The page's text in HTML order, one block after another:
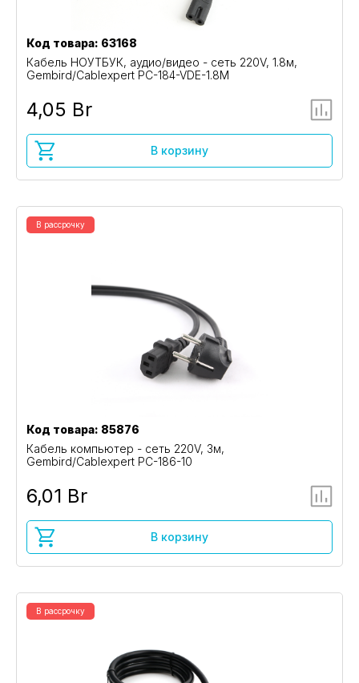
Код товара: 63168
Кабель НОУТБУК, аудио/видео - сеть 220V, 1.8м,
Gembird/Cablexpert PC-184-VDE-1.8M
4,05 Br
В корзину
В рассрочку
Код товара: 85876
Кабель компьютер - сеть 220V, 3м,
Gembird/Cablexpert PC-186-10
6,01 Br
В корзину
В рассрочку